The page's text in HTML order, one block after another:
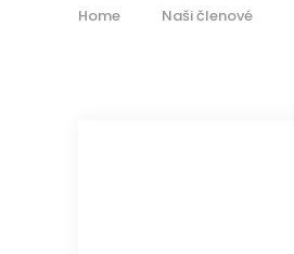
Home Naši členové